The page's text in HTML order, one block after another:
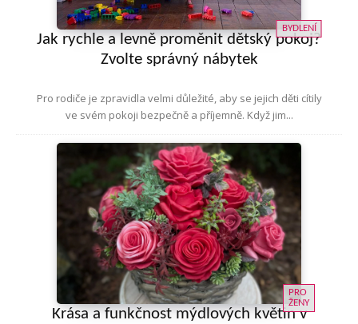
BYDLENÍ
Jak rychle a levně proměnit dětský pokoj?
Zvolte správný nábytek
Pro rodiče je zpravidla velmi důležité, aby se jejich děti cítily
ve svém pokoji bezpečně a příjemně. Když jim...
PRO
ŽENY
Krása a funkčnost mýdlových květin v